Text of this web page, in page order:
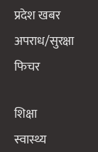
प्रदेश खबर
अपराध/सुरक्षा
फिचर
शिक्षा
स्वास्थ्य